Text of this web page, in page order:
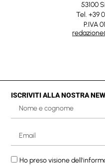
53100
Tel. +39
P.IVA
ISCRIVITI ALLA NOSTRA
Ho preso visione